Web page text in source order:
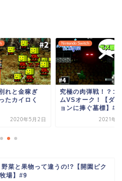
れと金稼ぎ
たカイロく
2020年5月2日
Nintendo Switch
究極の肉弾戦！？ゴ
ムVSオーク！【ダ
ョンに捧ぐ墓標】#4
2021年5
野菜と果物って違うの!?【開園ピク
場】#9